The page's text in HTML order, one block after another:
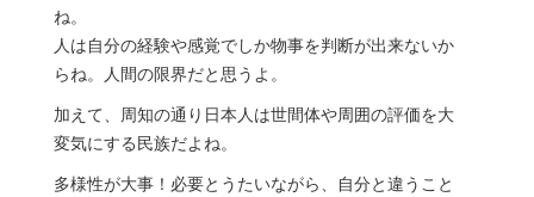
ね。
人は自分の経験や感覚でしか物事を判断が出来ないか
らね。人間の限界だと思うよ。
加えて、周知の通り日本人は世間体や周囲の評価を大
変気にする民族だよね。
多様性が大事！必要とうたいながら、自分と違うこと